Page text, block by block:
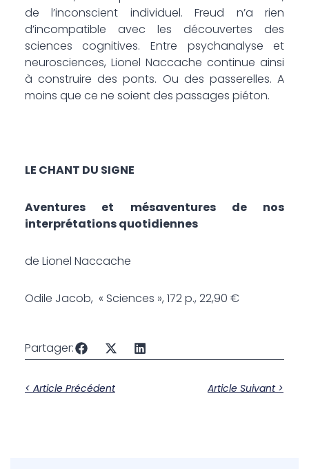
de l’inconscient individuel. Freud n’a rien
d’incompatible avec les découvertes des
sciences cognitives. Entre psychanalyse et
neurosciences, Lionel Naccache continue ainsi
à construire des ponts. Ou des passerelles. A
moins que ce ne soient des passages piéton.
LE CHANT DU SIGNE
Aventures et mésaventures de nos
interprétations quotidiennes
de Lionel Naccache
Odile Jacob, « Sciences », 172 p., 22,90 €
Partager:
< Article Précédent Article Suivant >